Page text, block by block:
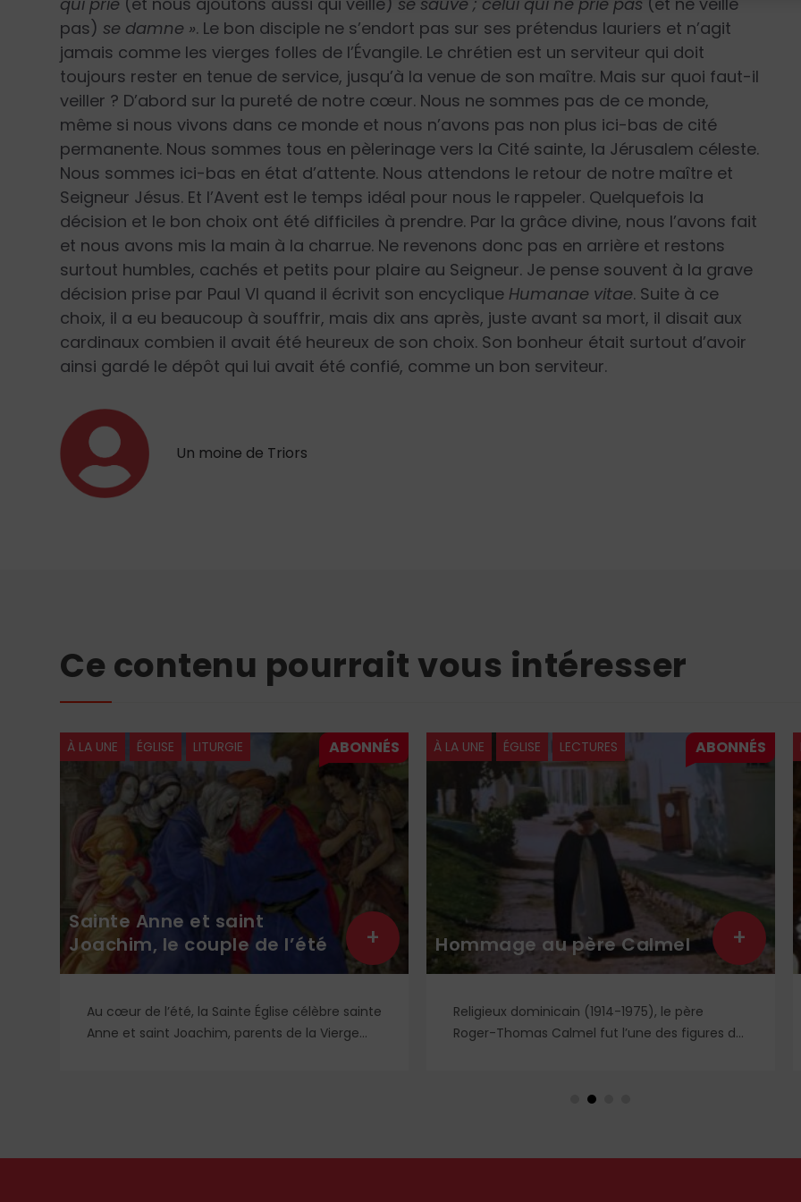
pas)se damne ». Le bon disciple ne s’endort pas sur ses prétendus lauriers et n’agit
jamais comme les vierges folles de l’Évangile. Le chrétien est un serviteur qui doit
toujours rester en tenue de service, jusqu’à la venue de son maître. Mais sur quoi faut-il
veiller ? D’abord sur la pureté de notre cœur. Nous ne sommes pas de ce monde,
même si nous vivons dans ce monde et nous n’avons pas non plus ici-bas de cité
permanente. Nous sommes tous en pèlerinage vers la Cité sainte, la Jérusalem céleste.
Nous sommes ici-bas en état d’attente. Nous attendons le retour de notre maître et
Seigneur Jésus. Et l’Avent est le temps idéal pour nous le rappeler. Quelquefois la
décision et le bon choix ont été difficiles à prendre. Par la grâce divine, nous l’avons fait
et nous avons mis la main à la charrue. Ne revenons donc pas en arrière et restons
surtout humbles, cachés et petits pour plaire au Seigneur. Je pense souvent à la grave
décision prise par Paul VI quand il écrivit son encyclique Humanae vitae. Suite à ce
choix, il a eu beaucoup à souffrir, mais dix ans après, juste avant sa mort, il disait aux
cardinaux combien il avait été heureux de son choix. Son bonheur était surtout d’avoir
ainsi gardé le dépôt qui lui avait été confié, comme un bon serviteur.
Un moine de Triors
Ce contenu pourrait vous intéresser
À LA UNE ÉGLISE LECTURES
Hommage au père Calmel
Religieux dominicain (1914-1975), le père
Roger-Thomas Calmel fut l’une des figures du
des plus importants du XXᵉ siècle. Deux
+
ÉGLISE LÉON XIV
Léon XIV : le semeur est
généreux et confiant
Léon XIV | Lors de la récitation de l’Angélus du
12 juillet dernier, le Pape a commenté l’évangile
+